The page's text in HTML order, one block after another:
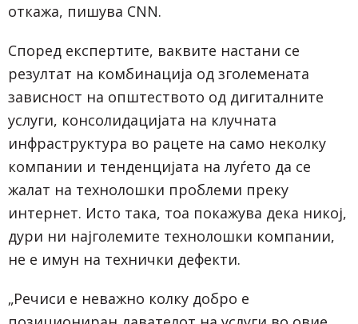
откажа, пишува CNN.
Според експертите, ваквите настани се
резултат на комбинација од зголемената
зависност на општеството од дигиталните
услуги, консолидацијата на клучната
инфраструктура во рацете на само неколку
компании и тенденцијата на луѓето да се
жалат на технолошки проблеми преку
интернет. Исто така, тоа покажува дека никој,
дури ни најголемите технолошки компании,
не е имун на технички дефекти.
„Речиси е неважно колку добро е